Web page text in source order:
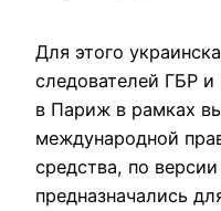
Для этого
следователей ГБР
в Париж в рамках
международной
средства, по
предназначались